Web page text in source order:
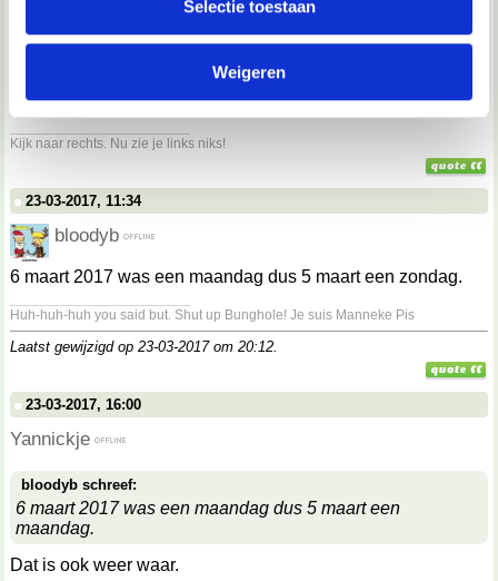
partners kunnen deze gegevens combineren met andere
informatie die je aan ze hebt verstrekt of die ze hebben
verzameld op basis van jouw gebruik van hun services.
kunnen ontvangen en verwerken.
Selectie toestaan
Weigeren
bloodyb schreef:
op een maandag
Kijk naar rechts. Nu zie je links niks!
23-03-2017, 11:34
bloodyb
6 maart 2017 was een maandag dus 5 maart een zondag.
Huh-huh-huh you said but. Shut up Bunghole! Je suis Manneke Pis
Laatst gewijzigd op 23-03-2017 om 20:12.
23-03-2017, 16:00
Yannickje
bloodyb schreef:
6 maart 2017 was een maandag dus 5 maart een
maandag.
Dat is ook weer waar.